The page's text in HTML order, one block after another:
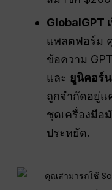
GlobalGPT
แพลตฟอร์ม
ข้อความ
และ ยูนิคอร์น
ถูกจำกัดอยู่แ
ชุดเครื่องมือ
ประหยัด.